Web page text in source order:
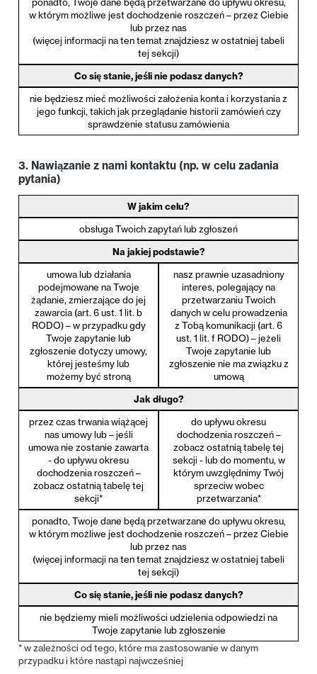
w którym możliwe jest dochodzenie roszczeń – przez Ciebie
lub przez nas
(więcej informacji na ten temat znajdziesz w ostatniej tabeli
tej sekcji)
Co się stanie, jeśli nie podasz danych?
nie będziesz mieć możliwości założenia konta i korzystania z
jego funkcji, takich jak przeglądanie historii zamówień czy
sprawdzenie statusu zamówienia
3. Nawiązanie z nami kontaktu (np. w celu zadania
pytania)
W jakim celu?
obsługa Twoich zapytań lub zgłoszeń
Na jakiej podstawie?
umowa lub działania
podejmowane na Twoje
żądanie, zmierzające do jej
zawarcia (art. 6 ust. 1 lit. b
RODO) – w przypadku gdy
Twoje zapytanie lub
zgłoszenie dotyczy umowy,
której jesteśmy lub
możemy być stroną
nasz prawnie uzasadniony
interes, polegający na
przetwarzaniu Twoich
danych w celu prowadzenia
z Tobą komunikacji (art. 6
ust. 1 lit. f RODO) – jeżeli
Twoje zapytanie lub
zgłoszenie nie ma związku z
umową
Jak długo?
przez czas trwania wiążącej
nas umowy lub – jeśli
umowa nie zostanie zawarta
- do upływu okresu
dochodzenia roszczeń –
zobacz ostatnią tabelę tej
sekcji*
do upływu okresu
dochodzenia roszczeń –
zobacz ostatnią tabelę tej
sekcji - lub do momentu, w
którym uwzględnimy Twój
sprzeciw wobec
przetwarzania*
ponadto, Twoje dane będą przetwarzane do upływu okresu,
w którym możliwe jest dochodzenie roszczeń – przez Ciebie
lub przez nas
(więcej informacji na ten temat znajdziesz w ostatniej tabeli
tej sekcji)
Co się stanie, jeśli nie podasz danych?
nie będziemy mieli możliwości udzielenia odpowiedzi na
Twoje zapytanie lub zgłoszenie
* w zależności od tego, które ma zastosowanie w danym
przypadku i które nastąpi najwcześniej